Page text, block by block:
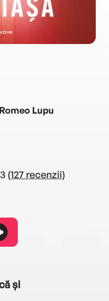
Lupu
(127 recenzii)
și